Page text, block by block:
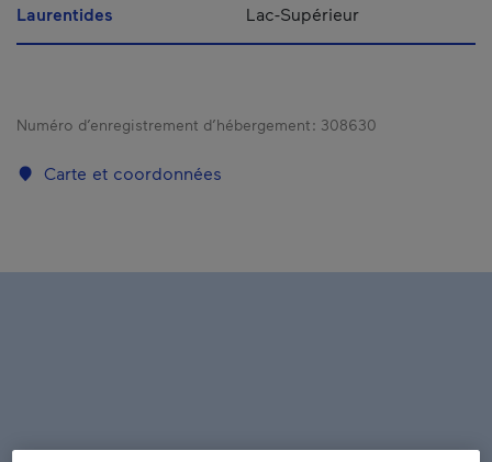
Laurentides Lac-Supérieur
Numéro d’enregistrement d’hébergement : 308630
Carte et coordonnées